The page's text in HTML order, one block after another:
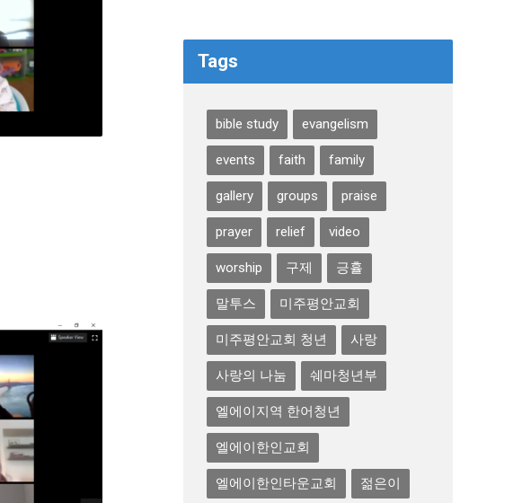
Tags
bible study evangelism
events faith family
gallery groups praise
prayer relief video
worship 구제 긍휼
말투스 미주평안교회
미주평안교회 청년 사랑
사랑의 나눔 쉐마청년부
엘에이지역 한어청년
엘에이한인교회
엘에이한인타운교회 젊은이